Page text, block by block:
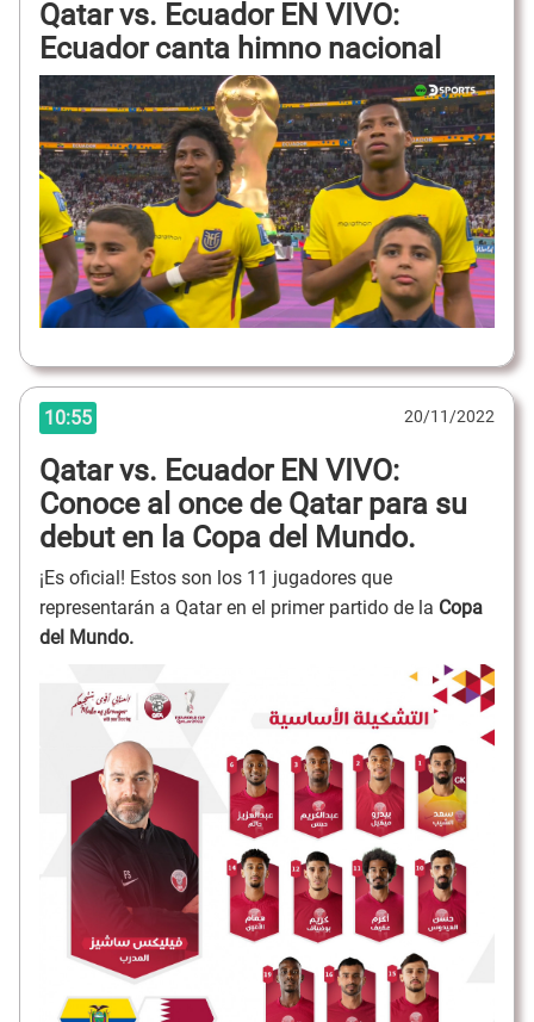
Qatar vs. Ecuador EN VIVO:
Ecuador canta himno nacional
10:55 20/11/2022
Qatar vs. Ecuador EN VIVO:
Conoce al once de Qatar para su
debut en la Copa del Mundo.
¡Es oficial! Estos son los 11 jugadores que
representarán a Qatar en el primer partido de la Copa
del Mundo.